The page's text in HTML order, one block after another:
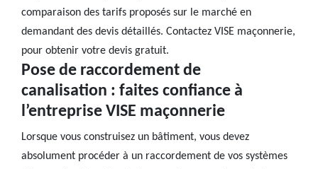
comparaison des tarifs proposés sur le marché en
demandant des devis détaillés. Contactez VISE maçonnerie,
pour obtenir votre devis gratuit.
Pose de raccordement de
canalisation : faites confiance à
l’entreprise VISE maçonnerie
Lorsque vous construisez un bâtiment, vous devez
absolument procéder à un raccordement de vos systèmes